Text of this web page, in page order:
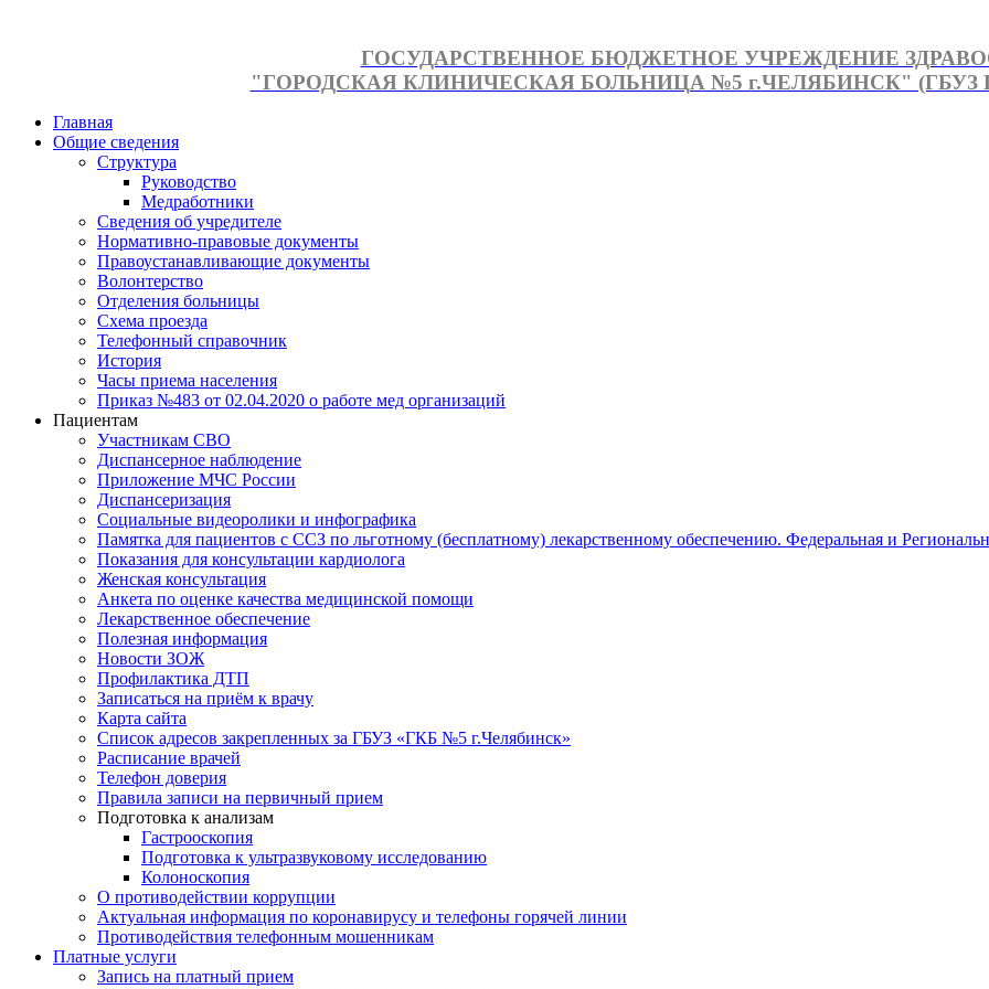
ГОСУДАРСТВЕННОЕ БЮДЖЕТНОЕ УЧРЕЖДЕНИЕ
"ГОРОДСКАЯ КЛИНИЧЕСКАЯ БОЛЬНИЦА №5 г.ЧЕЛЯБИНСК" (ГБУЗ
Главная
Общие сведения
Структура
Руководство
Медработники
Сведения об учредителе
Нормативно-правовые документы
Правоустанавливающие документы
Волонтерство
Отделения больницы
Схема проезда
Телефонный справочник
История
Часы приема населения
Приказ №483 от 02.04.2020 о работе мед организаций
Пациентам
Участникам СВО
Диспансерное наблюдение
Приложение МЧС России
Диспансеризация
Социальные видеоролики и инфографика
Памятка для пациентов с ССЗ по льготному (бесплатному) лекарственному обеспечению. Федеральная и
Показания для консультации кардиолога
Женская консультация
Анкета по оценке качества медицинской помощи
Лекарственное обеспечение
Полезная информация
Новости ЗОЖ
Профилактика ДТП
Записаться на приём к врачу
Карта сайта
Список адресов закрепленных за ГБУЗ «ГКБ №5 г.Челябинск»
Расписание врачей
Телефон доверия
Правила записи на первичный прием
Подготовка к анализам
Гастрооскопия
Подготовка к ультразвуковому исследованию
Колоноскопия
О противодействии коррупции
Актуальная информация по коронавирусу и телефоны горячей линии
Противодействия телефонным мошенникам
Платные услуги
Запись на платный прием